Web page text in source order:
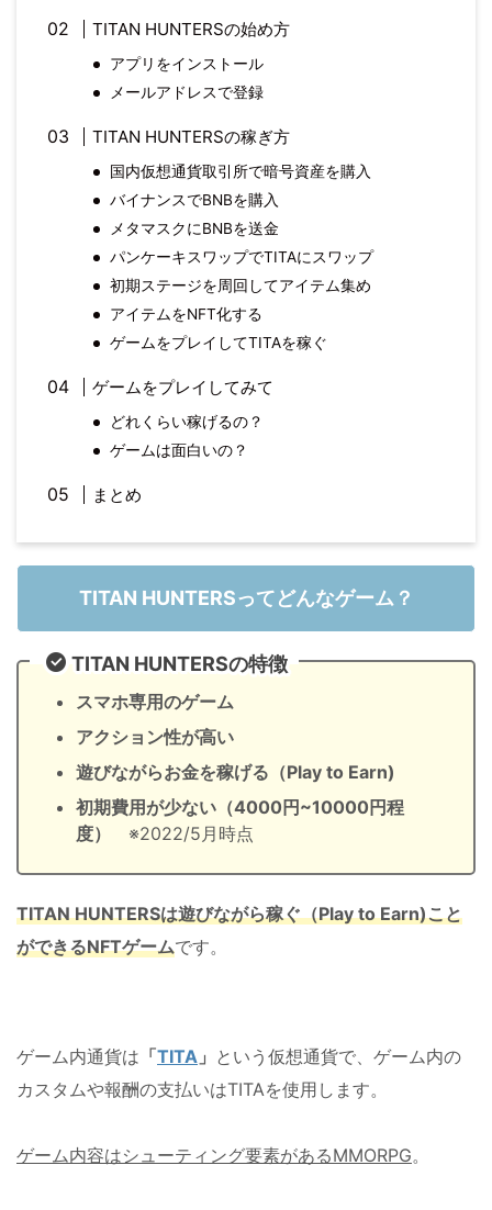
TITAN HUNTERSの始め方
アプリをインストール
メールアドレスで登録
TITAN HUNTERSの稼ぎ方
国内仮想通貨取引所で暗号資産を購入
バイナンスでBNBを購入
メタマスクにBNBを送金
パンケーキスワップでTITAにスワップ
初期ステージを周回してアイテム集め
アイテムをNFT化する
ゲームをプレイしてTITAを稼ぐ
ゲームをプレイしてみて
どれくらい稼げるの？
ゲームは面白いの？
まとめ
TITAN HUNTERSってどんなゲーム？
TITAN HUNTERSの特徴
スマホ専用のゲーム
アクション性が高い
遊びながらお金を稼げる（Play to Earn)
初期費用が少ない（4000円~10000円程
度）
※2022/5月時点
TITAN HUNTERSは遊びながら稼ぐ（Play to Earn)こと
ができるNFTゲームです。
ゲーム内通貨は 「TITA 」 という仮想通貨で、ゲーム内の
カスタムや報酬の支払いはTITAを使用します。
ゲーム内容はシューティング要素があるMMORPG。